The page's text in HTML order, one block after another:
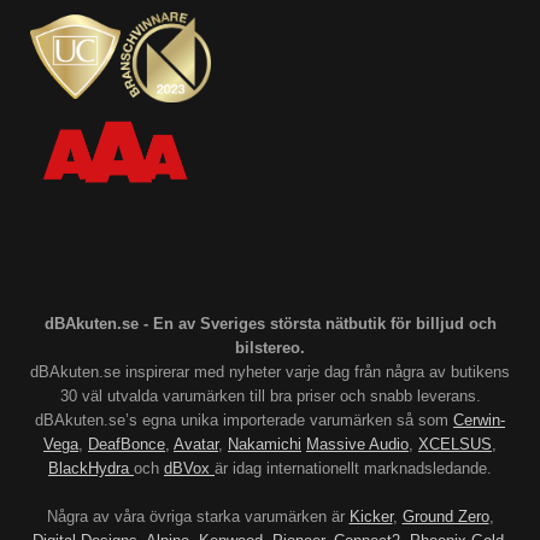
subwoofern på rätt ställe och anslut allt med korrekta kablar
och anslutningar. Se också till att strömkabeln från batteriet är
korrekt ansluten och att jordningen är ordentligt utförd. Genom
att följa dessa steg kan du bygga en ljudanläggning som
förbättrar ljudkvaliteten och ger en mer tillfredsställande
upplevelse i din bil.
dBAkuten.se - En av Sveriges största nätbutik för billjud och
bilstereo.
dBAkuten.se inspirerar med nyheter varje dag från några av butikens
30 väl utvalda varumärken till bra priser och snabb leverans.
dBAkuten.se’s egna unika importerade varumärken så som Cerwin-
Vega, DeafBonce, Avatar, Nakamichi Massive Audio, XCELSUS,
BlackHydra och dBVox är idag internationellt marknadsledande.
Några av våra övriga starka varumärken är Kicker, Ground Zero,